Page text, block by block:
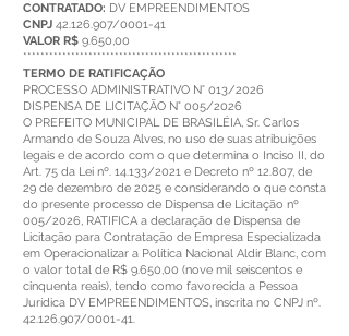
CONTRATADO: DV EMPREENDIMENTOS
CNPJ 42.126.907/0001-41
VALOR R$ 9.650,00
*************************************************
TERMO DE RATIFICAÇÃO
PROCESSO ADMINISTRATIVO N° 013/2026
DISPENSA DE LICITAÇÃO N° 005/2026
O PREFEITO MUNICIPAL DE BRASILÉIA, Sr. Carlos
Armando de Souza Alves, no uso de suas atribuições
legais e de acordo com o que determina o Inciso II, do
Art. 75 da Lei nº. 14.133/2021 e Decreto nº 12.807, de
29 de dezembro de 2025 e considerando o que consta
do presente processo de Dispensa de Licitação nº
005/2026, RATIFICA a declaração de Dispensa de
Licitação para Contratação de Empresa Especializada
em Operacionalizar a Política Nacional Aldir Blanc, com
o valor total de R$ 9.650,00 (nove mil seiscentos e
cinquenta reais), tendo como favorecida a Pessoa
Jurídica DV EMPREENDIMENTOS, inscrita no CNPJ nº.
42.126.907/0001-41.